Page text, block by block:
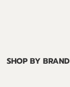
SHOP BY BRAND